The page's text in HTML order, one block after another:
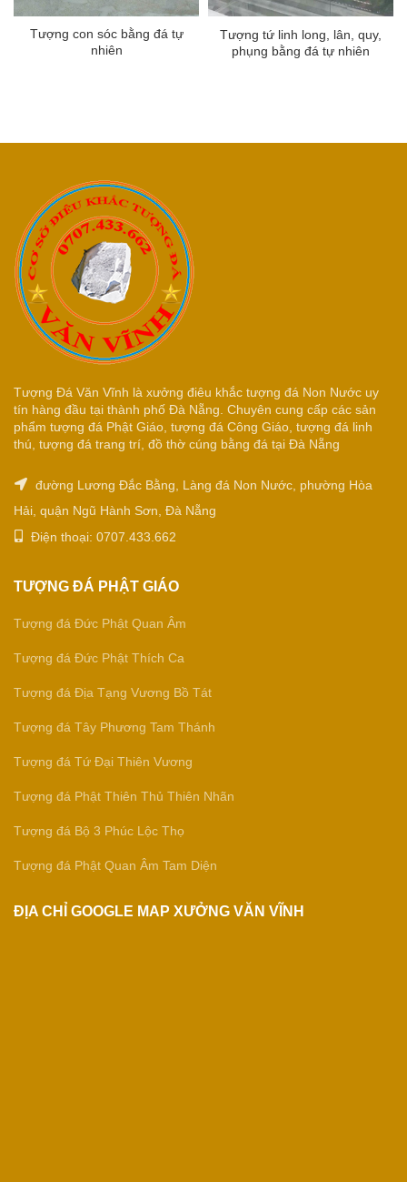
Tượng con sóc bằng đá tự
nhiên
Tượng tứ linh long, lân, quy,
phụng bằng đá tự nhiên
Tượng Đá Văn Vĩnh là xưởng điêu khắc tượng đá Non Nước uy
tín hàng đầu tại thành phố Đà Nẵng. Chuyên cung cấp các sản
phẩm tượng đá Phật Giáo, tượng đá Công Giáo, tượng đá linh
thú, tượng đá trang trí, đồ thờ cúng bằng đá tại Đà Nẵng
đường Lương Đắc Bằng, Làng đá Non Nước, phường Hòa
Hải, quận Ngũ Hành Sơn, Đà Nẵng
Điện thoại: 0707.433.662
TƯỢNG ĐÁ PHẬT GIÁO
Tượng đá Đức Phật Quan Âm
Tượng đá Đức Phật Thích Ca
Tượng đá Địa Tạng Vương Bồ Tát
Tượng đá Tây Phương Tam Thánh
Tượng đá Tứ Đại Thiên Vương
Tượng đá Phật Thiên Thủ Thiên Nhãn
Tượng đá Bộ 3 Phúc Lộc Thọ
Tượng đá Phật Quan Âm Tam Diện
ĐỊA CHỈ GOOGLE MAP XƯỞNG VĂN VĨNH